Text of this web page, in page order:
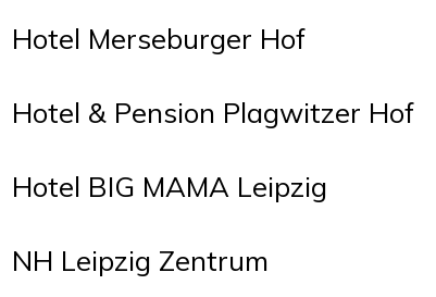
Hotel Merseburger Hof
Hotel & Pension Plagwitzer Hof
Hotel BIG MAMA Leipzig
NH Leipzig Zentrum